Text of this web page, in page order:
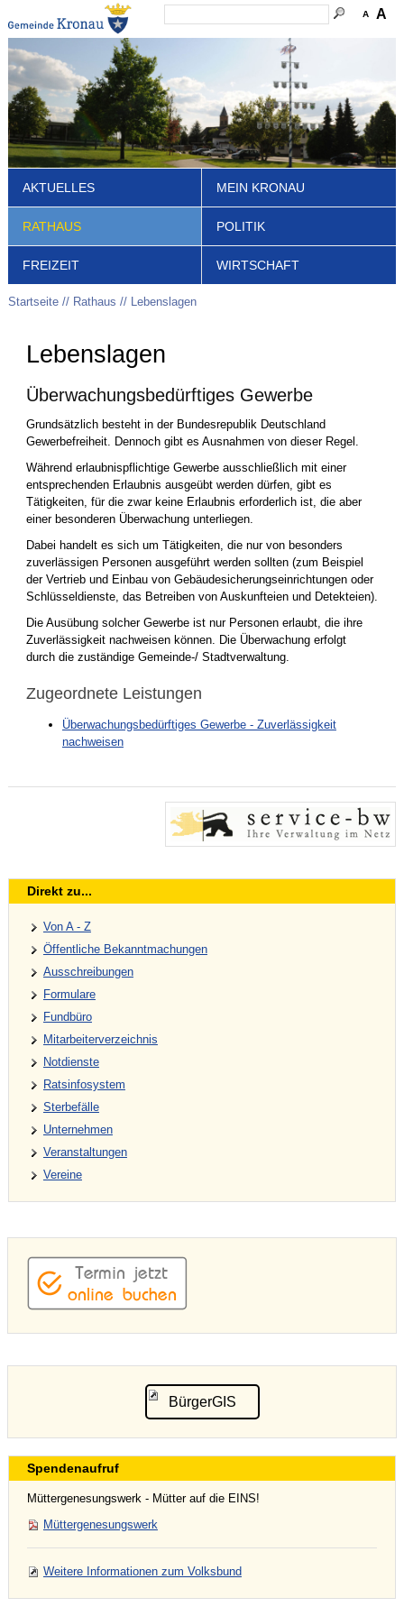
A A
AKTUELLES MEIN KRONAU
RATHAUS POLITIK
FREIZEIT WIRTSCHAFT
Startseite Rathaus Lebenslagen
Lebenslagen
Überwachungsbedürftiges Gewerbe
Grundsätzlich besteht in der Bundesrepublik Deutschland
Gewerbefreiheit. Dennoch gibt es Ausnahmen von dieser Regel.
Während erlaubnispflichtige Gewerbe ausschließlich mit einer
entsprechenden Erlaubnis ausgeübt werden dürfen, gibt es
Tätigkeiten, für die zwar keine Erlaubnis erforderlich ist, die aber
einer besonderen Überwachung unterliegen.
Dabei handelt es sich um Tätigkeiten, die nur von besonders
zuverlässigen Personen ausgeführt werden sollten (zum Beispiel
der Vertrieb und Einbau von Gebäudesicherungseinrichtungen oder
Schlüsseldienste, das Betreiben von Auskunfteien und Detekteien).
Die Ausübung solcher Gewerbe ist nur Personen erlaubt, die ihre
Zuverlässigkeit nachweisen können. Die Überwachung erfolgt
durch die zuständige Gemeinde-/ Stadtverwaltung.
Zugeordnete Leistungen
Überwachungsbedürftiges Gewerbe - Zuverlässigkeit
nachweisen
Direkt zu...
Von A - Z
Öffentliche Bekanntmachungen
Ausschreibungen
Formulare
Fundbüro
Mitarbeiterverzeichnis
Notdienste
Ratsinfosystem
Sterbefälle
Unternehmen
Veranstaltungen
Vereine
BürgerGIS
Spendenaufruf
Müttergenesungswerk - Mütter auf die EINS!
Müttergenesungswerk
Weitere Informationen zum Volksbund